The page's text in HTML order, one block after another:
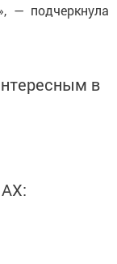
— подчеркнула
в